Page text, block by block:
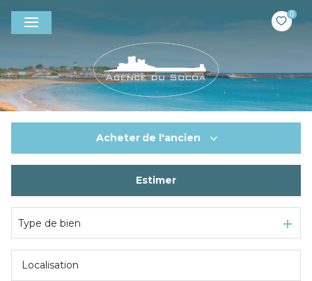
0
Acheter de l'ancien
Estimer
Type de bien